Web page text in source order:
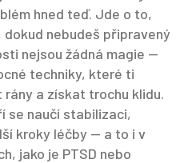
hned teď. Jde o to,
dokud nebudeš připravený
nejsou žádná magie —
techniky, které ti
a získat trochu klidu.
se naučí stabilizaci,
kroky léčby — a to i v
jako je PTSD nebo